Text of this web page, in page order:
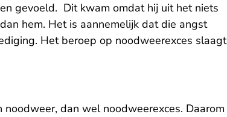
gevoeld. Dit kwam omdat hij uit het niets
hem. Het is aannemelijk dat die angst
Het beroep op noodweerexces slaagt
dan wel noodweerexces. Daarom